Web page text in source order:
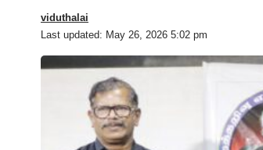
Last updated: May 26, 2026 5:02 pm
viduthalai